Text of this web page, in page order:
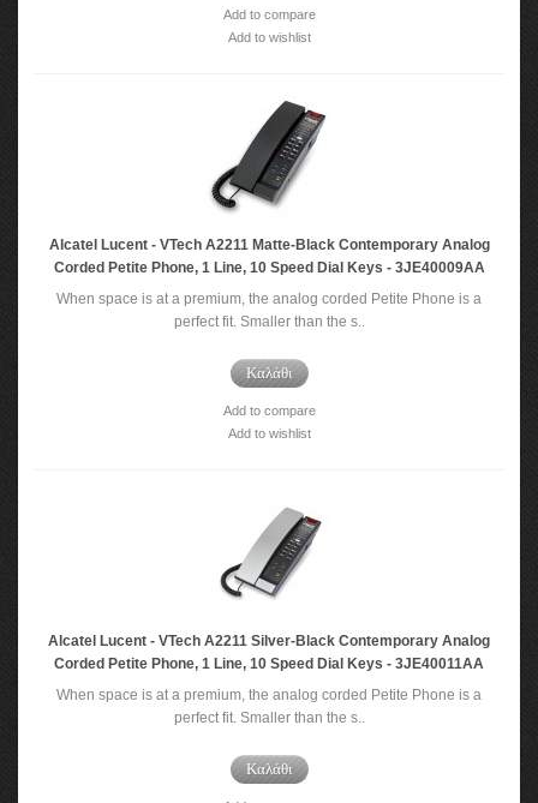
Add to compare
Add to wishlist
Alcatel Lucent - VTech A2211 Matte-Black Contemporary Analog
Corded Petite Phone, 1 Line, 10 Speed Dial Keys - 3JE40009AA
When space is at a premium, the analog corded Petite Phone is a
perfect fit. Smaller than the s..
Καλάθι
Add to compare
Add to wishlist
Alcatel Lucent - VTech A2211 Silver-Black Contemporary Analog
Corded Petite Phone, 1 Line, 10 Speed Dial Keys - 3JE40011AA
When space is at a premium, the analog corded Petite Phone is a
perfect fit. Smaller than the s..
Καλάθι